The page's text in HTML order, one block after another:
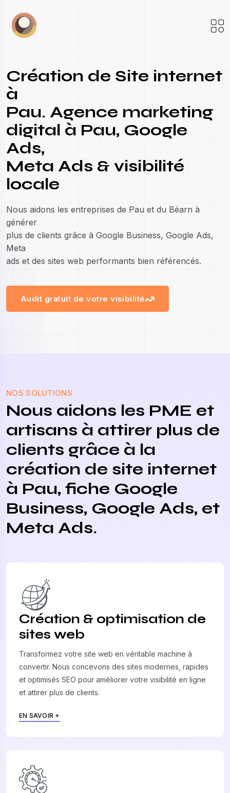
Création de Site internet
à
Pau. Agence marketing
digital à Pau, Google
Ads,
Meta Ads & visibilité
locale
Nous aidons les entreprises de Pau et du Béarn à
générer
plus de clients grâce à Google Business, Google Ads,
Meta
ads et des sites web performants bien référencés.
Audit gratuit de votre visibilité
NOS SOLUTIONS
Nous aidons les PME et
artisans à attirer plus de
clients grâce à la
création de site internet
à Pau, fiche Google
Business, Google Ads, et
Meta Ads.
Création & optimisation de
sites web
Transformez votre site web en véritable machine à
convertir. Nous concevons des sites modernes, rapides
et optimisés SEO pour améliorer votre visibilité en ligne
et attirer plus de clients.
EN SAVOIR +